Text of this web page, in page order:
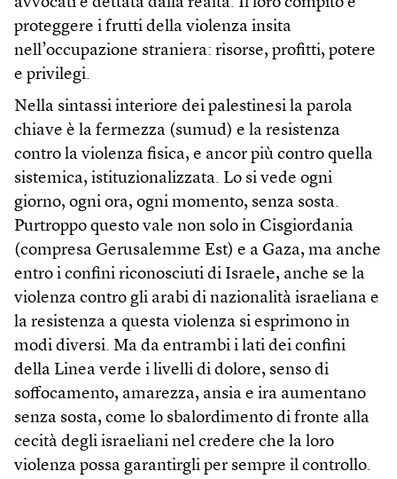
proteggere i frutti della violenza insita
nell’occupazione straniera: risorse, profitti, potere
e privilegi.
Nella sintassi interiore dei palestinesi la parola
chiave è la fermezza (sumud) e la resistenza
contro la violenza fisica, e ancor più contro quella
sistemica, istituzionalizzata. Lo si vede ogni
giorno, ogni ora, ogni momento, senza sosta.
Purtroppo questo vale non solo in Cisgiordania
(compresa Gerusalemme Est) e a Gaza, ma anche
entro i confini riconosciuti di Israele, anche se la
violenza contro gli arabi di nazionalità israeliana e
la resistenza a questa violenza si esprimono in
modi diversi. Ma da entrambi i lati dei confini
della Linea verde i livelli di dolore, senso di
soffocamento, amarezza, ansia e ira aumentano
senza sosta, come lo sbalordimento di fronte alla
cecità degli israeliani nel credere che la loro
violenza possa garantirgli per sempre il controllo.